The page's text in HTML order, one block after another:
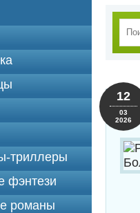
12
03
2026
триллеры
фэнтези
романы